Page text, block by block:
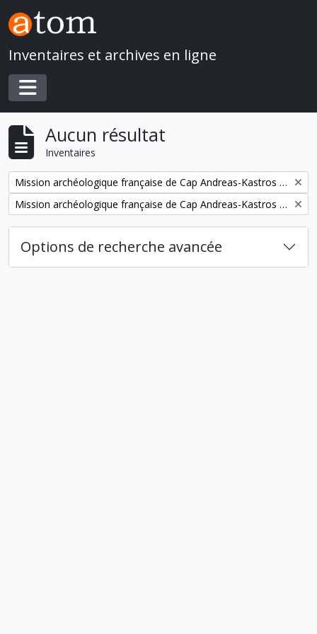
Skip to main content
Inventaires et archives en ligne
Toggle navigation
Aucun résultat
Inventaires
Remove filter:
Mission archéologique française de Cap Andreas-Kastros (Chypre)
Remove filter:
Mission archéologique française de Cap Andreas-Kastros et de Khirokitia (Chypre)
Options de recherche avancée